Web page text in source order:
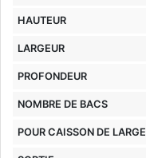
HAUTEUR
LARGEUR
PROFONDEUR
NOMBRE DE BACS
POUR CAISSON DE